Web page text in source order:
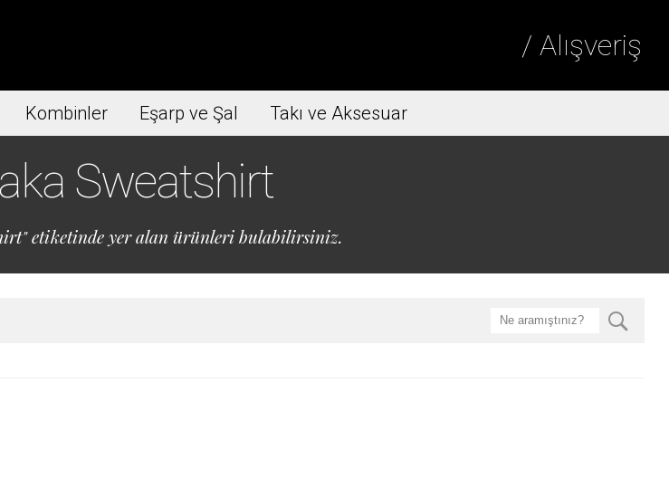
/ Alışveriş
Kombinler Eşarp ve Şal Takı ve Aksesuar
Sweatshirt
etiketinde yer alan ürünleri bulabilirsiniz.